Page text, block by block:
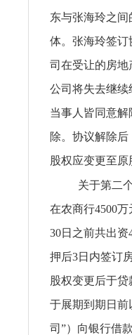
东与张海玲之
体。张海玲签
司在受让的房
公司将失去继
当事人皆同意
除。协议解除
股权应变更至原
关于第二
在农商行4500
30日之前共出
押后3日内签订
股权变更后于
于展期到期日前
司”）向银行借